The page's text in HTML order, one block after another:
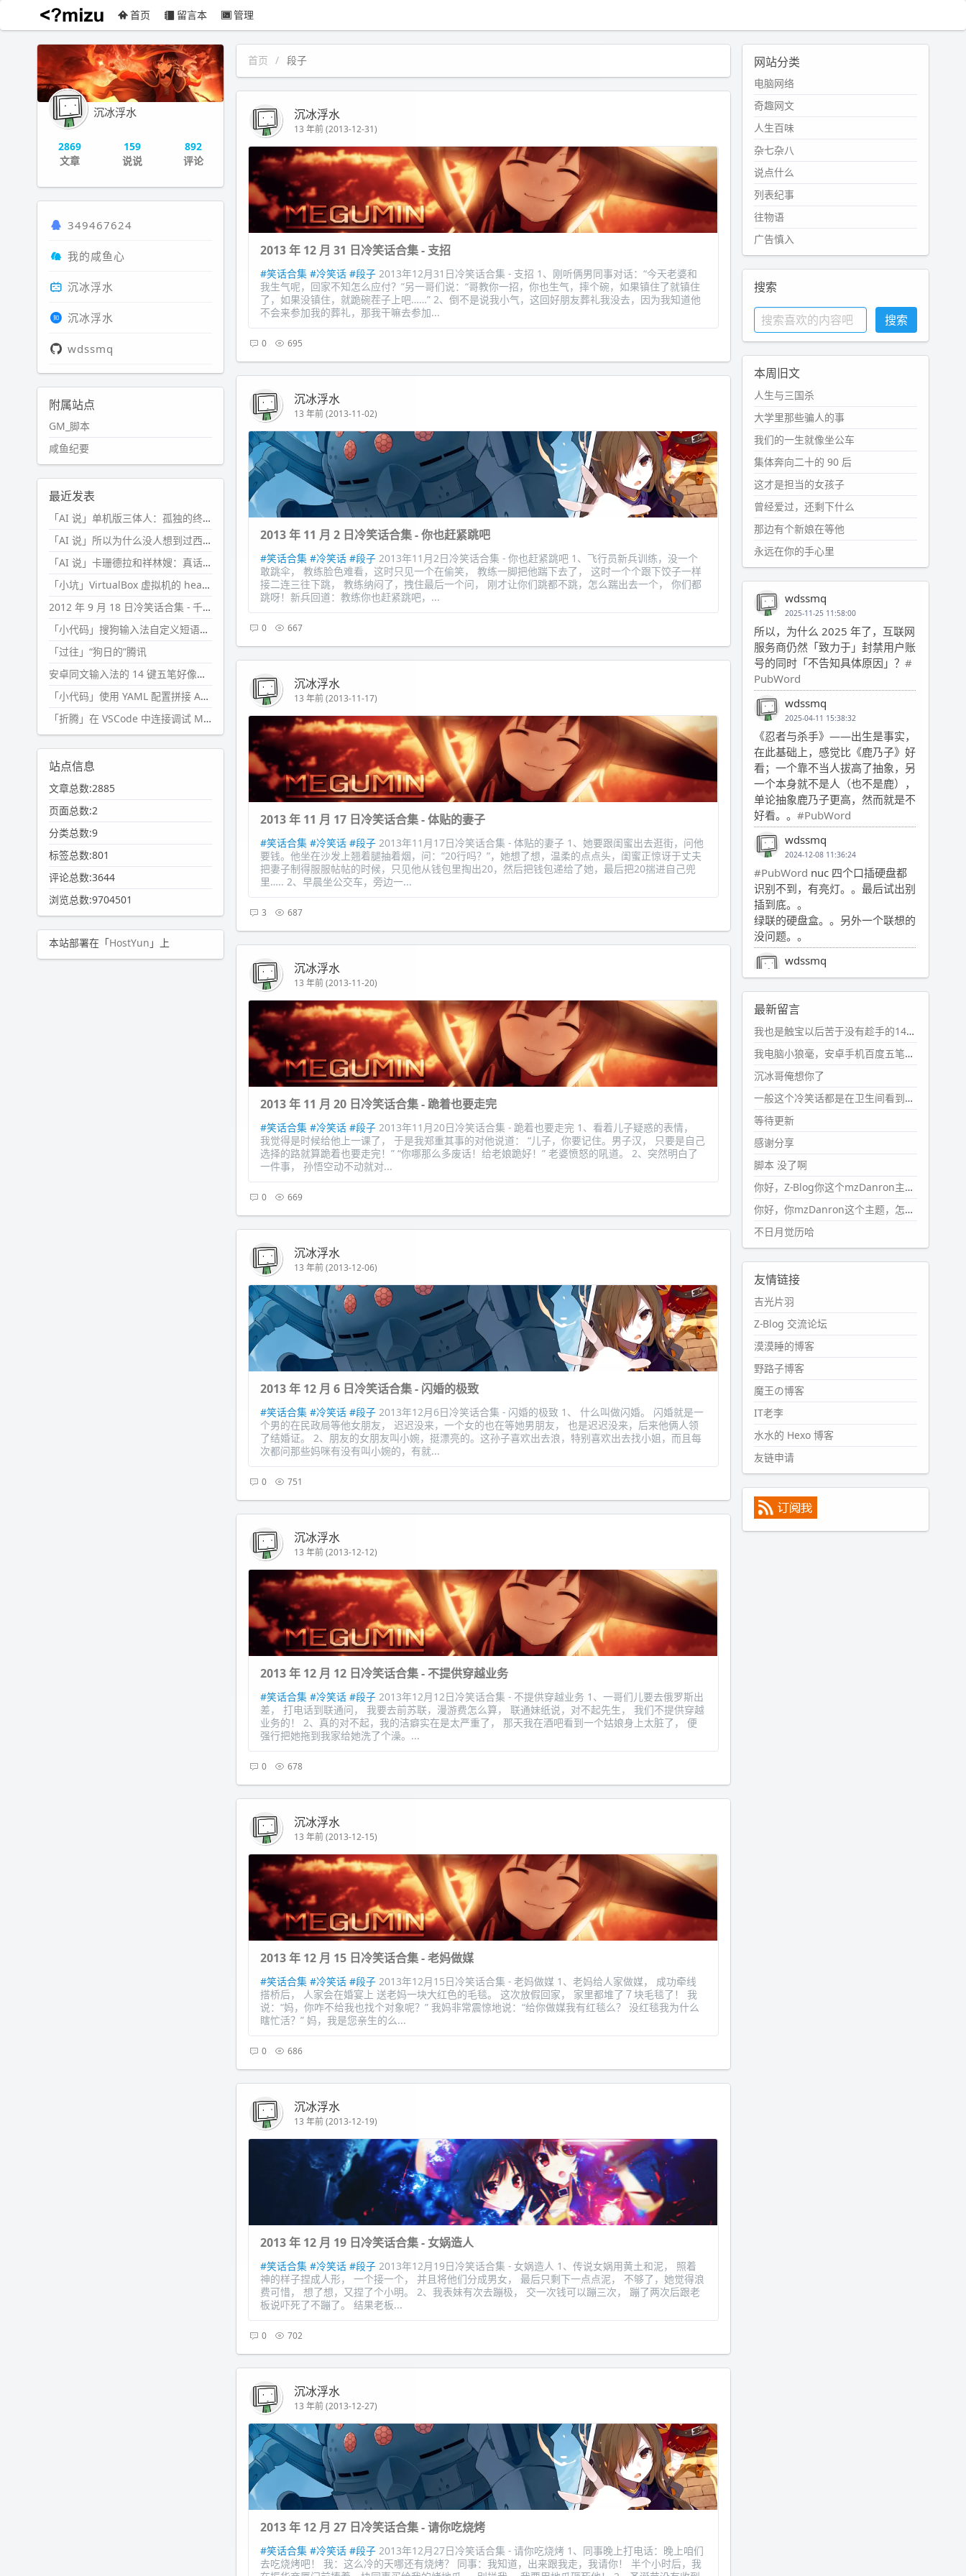
沉冰浮水 首页 留言本 管理
首页 段子
沉冰浮水
13 年前 (2013-12-31)
2013 年 12 月 31 日冷笑话合集 - 支招
#笑话合集 #冷笑话 #段子 2013年12月31日冷笑话合集 - 支招 1、刚听俩男同事对话：“今天老婆和
我生气呢，回家不知怎么应付？”另一哥们说：“哥教你一招，你也生气，摔个碗，如果镇住了就镇住
了，如果没镇住，就跪碗茬子上吧……” 2、倒不是说我小气，这回好朋友葬礼我没去，因为我知道他
不会来参加我的葬礼，那我干嘛去参加...
0 695
沉冰浮水
13 年前 (2013-11-02)
2013 年 11 月 2 日冷笑话合集 - 你也赶紧跳吧
#笑话合集 #冷笑话 #段子 2013年11月2日冷笑话合集 - 你也赶紧跳吧 1、飞行员新兵训练，没一个
敢跳伞， 教练脸色难看，这时只见一个在偷笑， 教练一脚把他踹下去了， 这时一个个跟下饺子一样
接二连三往下跳， 教练纳闷了，拽住最后一个问， 刚才让你们跳都不跳，怎么踹出去一个， 你们都
跳呀！新兵回道：教练你也赶紧跳吧，...
0 667
沉冰浮水
13 年前 (2013-11-17)
2013 年 11 月 17 日冷笑话合集 - 体贴的妻子
#笑话合集 #冷笑话 #段子 2013年11月17日冷笑话合集 - 体贴的妻子 1、她要跟闺蜜出去逛街，问他
要钱。他坐在沙发上翘着腿抽着烟，问：”20行吗？”，她想了想，温柔的点点头，闺蜜正惊讶于丈夫
把妻子制得服服帖帖的时候，只见他从钱包里掏出20，然后把钱包递给了她，最后把20揣进自己兜
里….. 2、早晨坐公交车，旁边一...
3 687
沉冰浮水
13 年前 (2013-11-20)
2013 年 11 月 20 日冷笑话合集 - 跪着也要走完
#笑话合集 #冷笑话 #段子 2013年11月20日冷笑话合集 - 跪着也要走完 1、看着儿子疑惑的表情，
我觉得是时候给他上一课了， 于是我郑重其事的对他说道： “儿子，你要记住。男子汉， 只要是自己
选择的路就算跪着也要走完！” “你哪那么多废话！给老娘跪好！” 老婆愤怒的吼道。 2、突然明白了
一件事， 孙悟空动不动就对...
0 669
沉冰浮水
13 年前 (2013-12-06)
2013 年 12 月 6 日冷笑话合集 - 闪婚的极致
#笑话合集 #冷笑话 #段子 2013年12月6日冷笑话合集 - 闪婚的极致 1、 什么叫做闪婚。 闪婚就是一
个男的在民政局等他女朋友， 迟迟没来，一个女的也在等她男朋友， 也是迟迟没来，后来他俩人领
了结婚证。 2、朋友的女朋友叫小婉，挺漂亮的。这孙子喜欢出去浪，特别喜欢出去找小姐，而且每
次都问那些妈咪有没有叫小婉的，有就...
0 751
沉冰浮水
13 年前 (2013-12-12)
2013 年 12 月 12 日冷笑话合集 - 不提供穿越业务
#笑话合集 #冷笑话 #段子 2013年12月12日冷笑话合集 - 不提供穿越业务 1、一哥们儿要去俄罗斯出
差， 打电话到联通问， 我要去前苏联，漫游费怎么算， 联通妹纸说，对不起先生， 我们不提供穿越
业务的！ 2、真的对不起，我的洁癖实在是太严重了， 那天我在酒吧看到一个姑娘身上太脏了， 便
强行把她拖到我家给她洗了个澡。...
0 678
沉冰浮水
13 年前 (2013-12-15)
2013 年 12 月 15 日冷笑话合集 - 老妈做媒
#笑话合集 #冷笑话 #段子 2013年12月15日冷笑话合集 - 老妈做媒 1、老妈给人家做媒， 成功牵线
搭桥后， 人家会在婚宴上 送老妈一块大红色的毛毯。 这次放假回家， 家里都堆了７块毛毯了！ 我
说：“妈，你咋不给我也找个对象呢？” 我妈非常震惊地说：“给你做媒我有红毯么？ 没红毯我为什么
瞎忙活？” 妈，我是您亲生的么...
0 686
沉冰浮水
13 年前 (2013-12-19)
2013 年 12 月 19 日冷笑话合集 - 女娲造人
#笑话合集 #冷笑话 #段子 2013年12月19日冷笑话合集 - 女娲造人 1、传说女娲用黄土和泥， 照着
神的样子捏成人形， 一个接一个， 并且将他们分成男女， 最后只剩下一点点泥， 不够了，她觉得浪
费可惜， 想了想，又捏了个小明。 2、我表妹有次去蹦极， 交一次钱可以蹦三次， 蹦了两次后跟老
板说吓死了不蹦了。 结果老板...
0 702
沉冰浮水
13 年前 (2013-12-27)
2013 年 12 月 27 日冷笑话合集 - 请你吃烧烤
#笑话合集 #冷笑话 #段子 2013年12月27日冷笑话合集 - 请你吃烧烤 1、同事晚上打电话：晚上咱们
去吃烧烤吧！ 我：这么冷的天哪还有烧烤？ 同事：我知道，出来跟我走，我请你！ 半个小时后，我
沉冰浮水
2869
文章
159
说说
892
评论
349467624
我的咸鱼心
沉冰浮水
沉冰浮水
wdssmq
附属站点
GM_脚本
咸鱼纪要
最近发表
「AI 说」单机版三体人：孤独的终极形态
「AI 说」所以为什么没人想到过西西弗斯的膝盖状态？
「AI 说」卡珊德拉和祥林嫂：真话者的悲剧
「小坑」VirtualBox 虚拟机的 headless 启动方式
2012 年 9 月 18 日冷笑话合集 - 千万别惹女人
「小代码」搜狗输入法自定义短语分片管理「Python」
「过往」“狗日的”腾讯
安卓同文输入法的 14 键五笔好像终于能用了?
「小代码」使用 YAML 配置拼接 AI 提示词，随机及条件语句
「折腾」在 VSCode 中连接调试 Microsoft Edge
站点信息
文章总数:2885
页面总数:2
分类总数:9
标签总数:801
评论总数:3644
浏览总数:9704501
本站部署在「HostYun 」上
网站分类
电脑网络
奇趣网文
人生百味
杂七杂八
说点什么
列表纪事
往物语
广告慎入
搜索
本周旧文
人生与三国杀
大学里那些骗人的事
我们的一生就像坐公车
集体奔向二十的 90 后
这才是担当的女孩子
曾经爱过，还剩下什么
那边有个新娘在等他
永远在你的手心里
wdssmq
2025-11-25 11:58:00
所以，为什么 2025 年了，互联网
服务商仍然「致力于」封禁用户账
号的同时「不告知具体原因」？ #
PubWord
wdssmq
2025-04-11 15:38:32
《忍者与杀手》——出生是事实，
在此基础上，感觉比《鹿乃子》好
看；一个靠不当人拔高了抽象，另
一个本身就不是人（也不是鹿），
单论抽象鹿乃子更高，然而就是不
好看。。 #PubWord
wdssmq
2024-12-08 11:36:24
#PubWord nuc 四个口插硬盘都
识别不到，有亮灯。。最后试出别
插到底。。
绿联的硬盘盒。。另外一个联想的
没问题。。
wdssmq
2024-11-19 17:31:51
#PubWord近期观影记录：超级
马里奥，死侍与金刚狼。。
wdssmq
2024-10-08 10:12:25
#PubWord搬家也告一段落，虽
然搬过来的东西还得归置，新衣柜
虽说已经散俩月味儿了，但还是不
想放衣服进去。
wdssmq
2024-09-23 21:00:49
#PubWord
一次？？碎雨集_沉冰浮水_第1页
https://www.wdssmq.com/ta
g/%E7%A2%8E%E9%9B%A8%E
9%9B%86/
wdssmq
2024-09-23 20:58:40
话，2024 年目前只发了 13 条
嘟？？？？
wdssmq
2024-09-15 10:32:07
#PubWordVSCode 内 git 操作卡
住的时候没办法主动取消一直是个
痛点，一般都是推送或拉取，今天
连提交都卡了。。
wdssmq
#PubWord又一个夏天过去了，
所以今年也没买防水鞋套；然后天
凉了，为了应对踢被子买了睡袋，
不知道 1.2 米会不会略窄。。
最新留言
我也是触宝以后苦于没有趁手的14键五笔键盘久矣上面那位兄台用的百度双键点划布局我也用过很久，那个皮肤做得很粗糙，个别键位的触发区域是错位的，快速打字时很容易出错，修改它的皮肤文件校正后勉强能用，但早年出的皮肤分辨率太低，实在谈不上美观。百度小米定制版的商店里有一个"小黑板"皮肤还不错(百度官方输入法商店里没有)，但那个风格我不喜欢这两天找到了一个叫"森林集"的公众号，开发了海量的皮肤，很多都有14键版本，付费但很便宜，几块钱，终于有自己满意的输入法了搜了一下，这个工作室还是百度的官方合作伙伴，不知道为什么14键作品都不在官方商店上架，难道是百度官方在刻意放弃14键？
我电脑小狼毫，安卓手机百度五笔，皮肤用的双键点划，挺好的。
沉冰哥俺想你了
一般这个冷笑话都是在卫生间看到的多
等待更新
感谢分享
脚本 没了啊
你好，Z-Blog你这个mzDanron主题，怎么去除文章标题图像和文章摘要，仅显示标题，感谢回复！
你好，你mzDanron这个主题，怎么去除文章标题的图像和文章摘要！仅显示标题，感谢回复解决！
不日月觉历哈
友情链接
吉光片羽
Z-Blog 交流论坛
漠漠睡的博客
野路子博客
魔王の博客
IT老李
水水的 Hexo 博客
友链申请